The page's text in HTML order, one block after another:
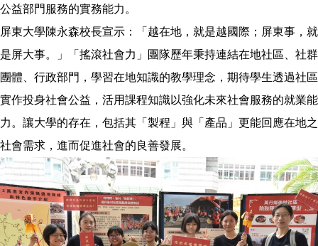
公益部門服務的實務能力。
屏東大學陳永森校長宣示：「越在地，就是越國際；屏東事，就
是屏大事。」「搖滾社會力」團隊歷年秉持連結在地社區、社群
團體、行政部門，學習在地知識的教學理念，期待學生透過社區
實作投身社會公益，活用課程知識以強化未來社會服務的就業能
力。讓大學的存在，包括其「製程」與「產品」更能回應在地之
社會需求，進而促進社會的良善發展。